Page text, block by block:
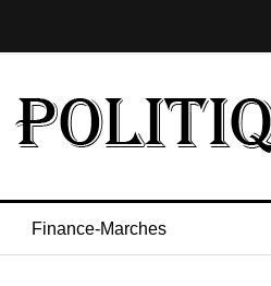
Finance-Marches